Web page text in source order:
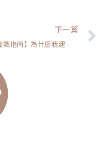
下一篇
【看房實戰指南】為什麼我建議你要看管委會的條例，不看你會後悔終身